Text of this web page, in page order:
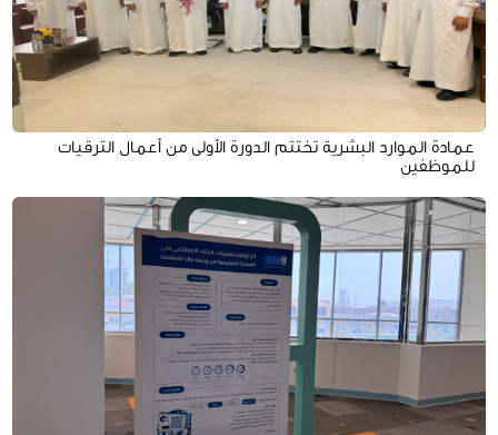
عمادة الموارد البشرية تختتم الدورة الأولى من أعمال الترقيات
للموظفين